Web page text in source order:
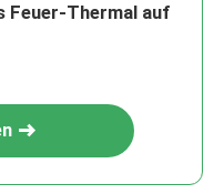
Feuer-Thermal auf